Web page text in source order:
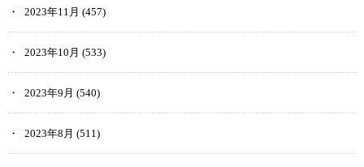
2023年11月 (457)
2023年10月 (533)
2023年9月 (540)
2023年8月 (511)